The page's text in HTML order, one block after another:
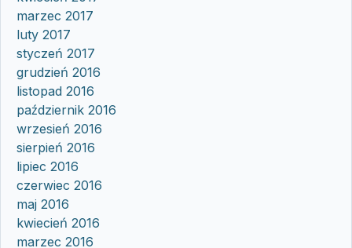
marzec 2017
luty 2017
styczeń 2017
grudzień 2016
listopad 2016
październik 2016
wrzesień 2016
sierpień 2016
lipiec 2016
czerwiec 2016
maj 2016
kwiecień 2016
marzec 2016